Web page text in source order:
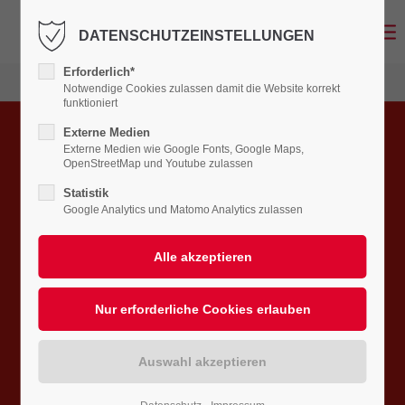
LOGIN
Benutzername
Anmelden
|Lost your password?
SUPPORT
LÜFTUNG
WIRKSAME METHODEN, UM
DIE LUFT ZU REINIGEN UND
ZU ERNEUERN.
Besseres Klima für Zuhause
DATENSCHUTZEINSTELLUNGEN
Erforderlich*
Notwendige Cookies zulassen damit die Website korrekt
funktioniert
Externe Medien
Externe Medien wie Google Fonts, Google Maps,
OpenStreetMap und Youtube zulassen
Statistik
Google Analytics und Matomo Analytics zulassen